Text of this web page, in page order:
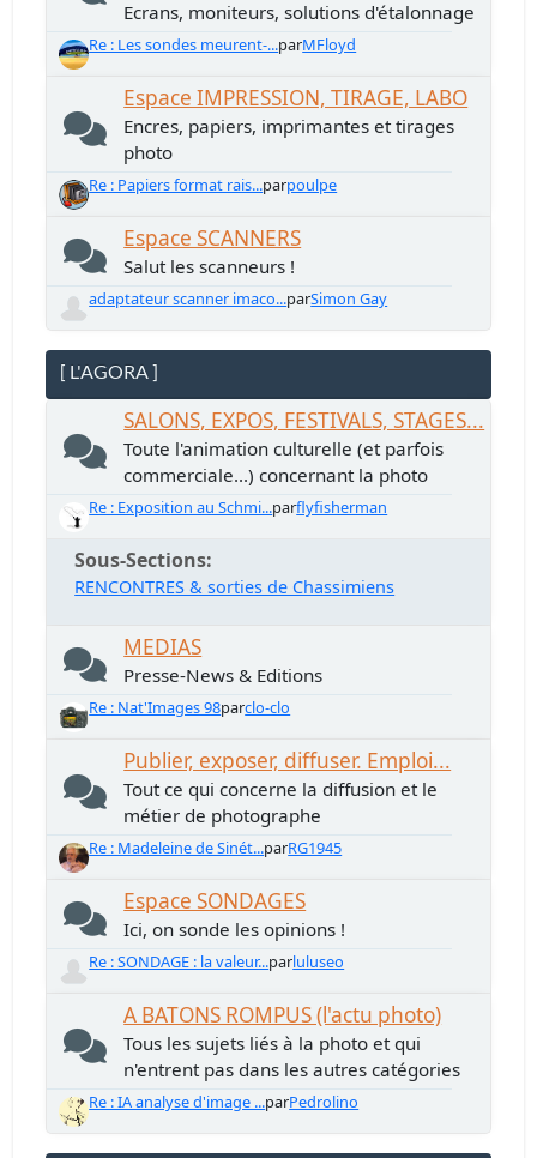
Ecrans, moniteurs, solutions d'étalonnage
Re : Les sondes meurent-...parMFloyd
Espace IMPRESSION, TIRAGE, LABO
Encres, papiers, imprimantes et tirages
photo
Re : Papiers format rais...parpoulpe
Espace SCANNERS
Salut les scanneurs !
adaptateur scanner imaco...parSimon Gay
[ L'AGORA ]
SALONS, EXPOS, FESTIVALS, STAGES...
Toute l'animation culturelle (et parfois
commerciale...) concernant la photo
Re : Exposition au Schmi...parflyfisherman
Sous-Sections
RENCONTRES & sorties de Chassimiens
MEDIAS
Presse-News & Editions
Re : Nat'Images 98parclo-clo
Publier, exposer, diffuser. Emploi...
Tout ce qui concerne la diffusion et le
métier de photographe
Re : Madeleine de Sinét...parRG1945
Espace SONDAGES
Ici, on sonde les opinions !
Re : SONDAGE : la valeur...parluluseo
A BATONS ROMPUS (l'actu photo)
Tous les sujets liés à la photo et qui
n'entrent pas dans les autres catégories
Re : IA analyse d'image ...parPedrolino